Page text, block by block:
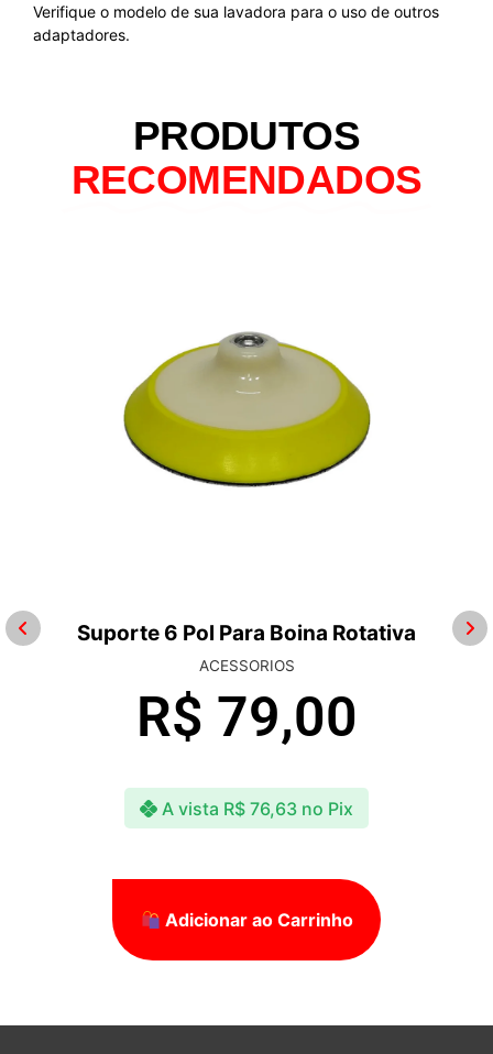
Verifique o modelo de sua lavadora para o uso de outros
adaptadores.
PRODUTOS
RECOMENDADOS
Suporte 6 Pol Para Boina Rotativa
ACESSORIOS
R$ 79,00
A vista R$ 76,63 no Pix
Adicionar ao Carrinho